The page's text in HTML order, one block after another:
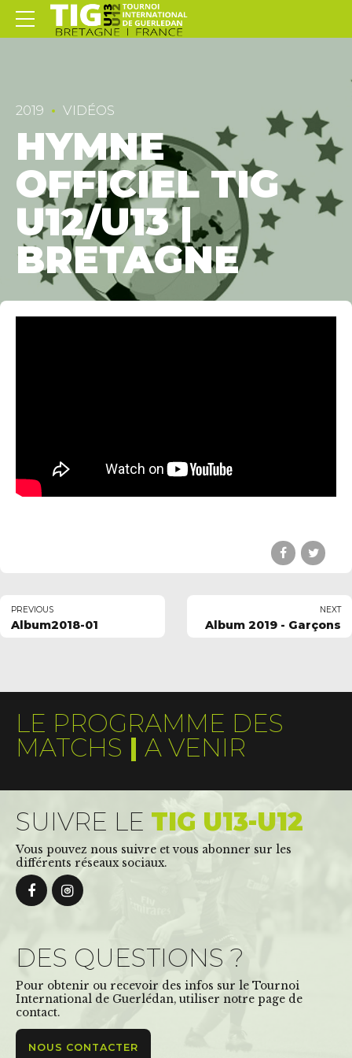
2019 VIDÉOS
HYMNE
OFFICIEL TIG
U12/U13 |
BRETAGNE
PREVIOUS
Album2018-01
NEXT
Album 2019 - Garçons
LE PROGRAMME DES
MATCHS | A VENIR
SUIVRE LE TIG U13-U12
Vous pouvez nous suivre et vous abonner sur les
différents réseaux sociaux.
DES QUESTIONS ?
Pour obtenir ou recevoir des infos sur le Tournoi
International de Guerlédan, utiliser notre page de
contact.
NOUS CONTACTER